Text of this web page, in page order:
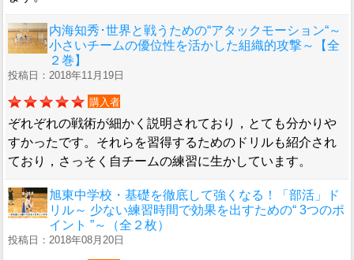
内海知秀･世界と戦うための“アタックモーション“～
小さいチームの優位性を活かした組織的攻撃～【全
２巻】
投稿日：2018年11月19日
購入者
ぞれぞれの戦術が細かく説明されており，とても分かりや
すかったです。それらを習得するためのドリルも紹介され
ており，さっそく自チームの練習に生かしています。
旭東中学校・基礎を徹底して強くなる！「部活」ド
リル～ 少ない練習時間で効果を出すための“ 3つのポ
イント ”～（全２枚）
投稿日：2018年08月20日